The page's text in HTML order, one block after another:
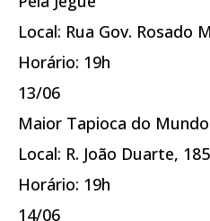
Local: Rua Gov. Rosado
Horário: 19h
13/06
Maior Tapioca do Mundo
Local: R. João Duarte,
Horário: 19h
14/06